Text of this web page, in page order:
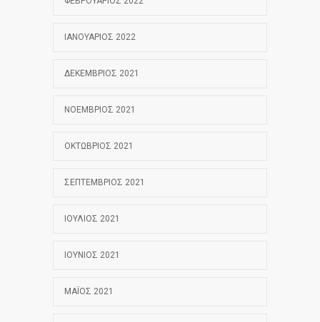
ΙΑΝΟΥΆΡΙΟΣ 2022
ΔΕΚΈΜΒΡΙΟΣ 2021
ΝΟΈΜΒΡΙΟΣ 2021
ΟΚΤΏΒΡΙΟΣ 2021
ΣΕΠΤΈΜΒΡΙΟΣ 2021
ΙΟΎΛΙΟΣ 2021
ΙΟΎΝΙΟΣ 2021
ΜΆΙΟΣ 2021